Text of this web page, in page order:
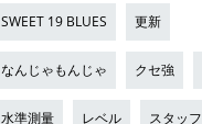
SWEET 19 BLUES 更新
なんじゃもんじゃ クセ強
水準測量 レベル スタッフ